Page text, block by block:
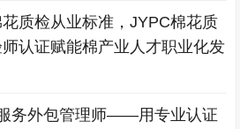
质检从业标准，JYPC棉花质
认证赋能棉产业人才职业化发
务外包管理师——用专业认证